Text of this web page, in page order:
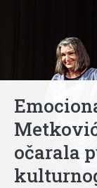
očarala